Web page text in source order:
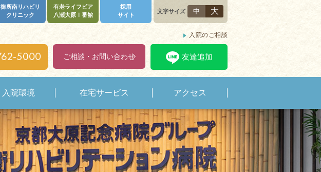
文字サイズ 中 大
ご相談・お問い合わせ 友達追加
入院のご相談
入院環境 在宅サービス アクセス
御所南リハビリ
クリニック
有老ライフピア
八瀬大原Ⅰ番館
採用
サイト